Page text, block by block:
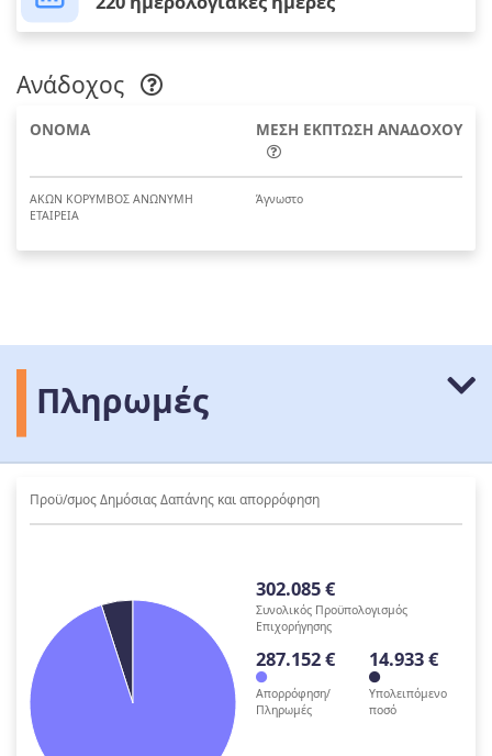
Ανάδοχος
ΟΝΟΜΑ ΜΕΣΗ ΕΚΠΤΩΣΗ ΑΝΑΔΟΧΟΥ
ΑΚΩΝ ΚΟΡΥΜΒΟΣ ΑΝΩΝΥΜΗ
ΕΤΑΙΡΕΙΑ
Άγνωστο
Πληρωμές
Προϋ/σμος Δημόσιας Δαπάνης και απορρόφηση
302.085 €
Συνολικός Προϋπολογισμός
Επιχορήγησης
287.152 €
Απορρόφηση/
Πληρωμές
14.933 €
Υπολειπόμενο
ποσό